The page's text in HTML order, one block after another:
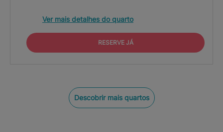
Ver mais detalhes do quarto
RESERVE JÁ
Descobrir mais quartos